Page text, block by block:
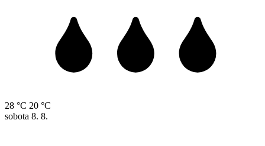
28 °C 20 °C
sobota 8. 8.